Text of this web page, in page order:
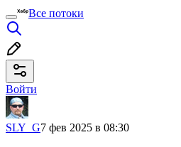
Все потоки
Войти
SLY_G7 фев 2025 в 08:30